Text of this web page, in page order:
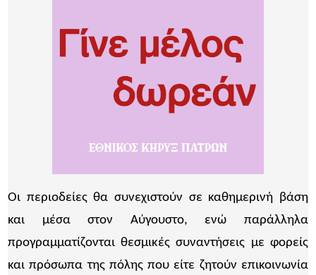
Οι περιοδείες θα συνεχιστούν σε καθημερινή βάση
και μέσα στον Αύγουστο, ενώ παράλληλα
προγραμματίζονται θεσμικές συναντήσεις με φορείς
και πρόσωπα της πόλης που είτε ζητούν επικοινωνία